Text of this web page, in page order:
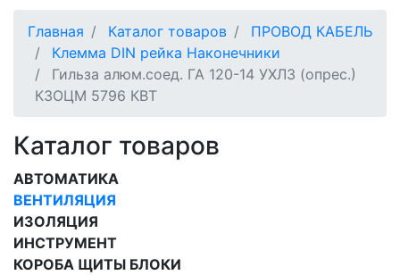
Главная Каталог товаров
ПРОВОД КАБЕЛЬ
Клемма DIN рейка Наконечники
Гильза алюм.соед. ГА 120-14 УХЛЗ (опрес.)
КЗОЦМ 5796 КВТ
Каталог товаров
АВТОМАТИКА
ВЕНТИЛЯЦИЯ
ИЗОЛЯЦИЯ
ИНСТРУМЕНТ
КОРОБА ЩИТЫ БЛОКИ